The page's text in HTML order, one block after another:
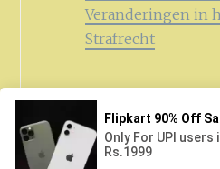
Veranderingen in
Strafrecht
Zoeken
naar: